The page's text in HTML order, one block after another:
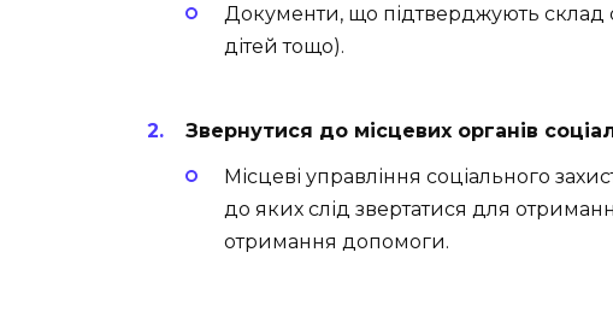
Документи, що підтверджують склад
дітей тощо).
Звернутися до місцевих органів
Місцеві управління соціального
до яких слід звертатися для
отримання допомоги.